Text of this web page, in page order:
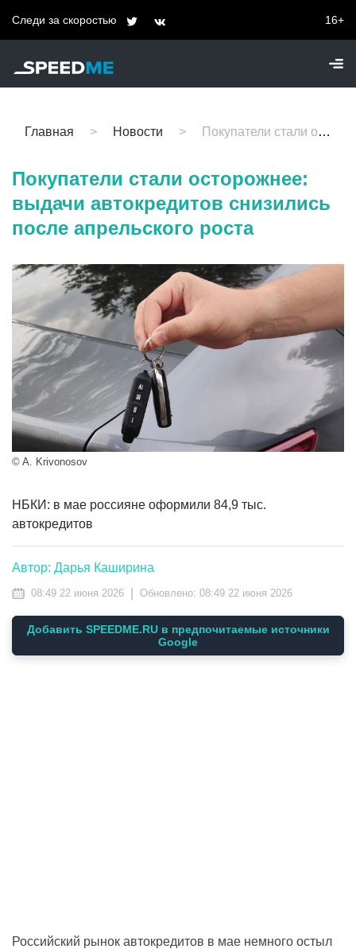
Следи за скоростью 16+
Главная Новости Покупатели стали осторожнее: выдачи автокредитов снизились после апрельского роста
Покупатели стали осторожнее:
выдачи автокредитов снизились
после апрельского роста
© A. Krivonosov
НБКИ: в мае россияне оформили 84,9 тыс.
автокредитов
Автор: Дарья Каширина
08:49 22 июня 2026 Обновлено: 08:49 22 июня 2026
Добавить SPEEDME.RU в предпочитаемые источники
Google
Российский рынок автокредитов в мае немного остыл